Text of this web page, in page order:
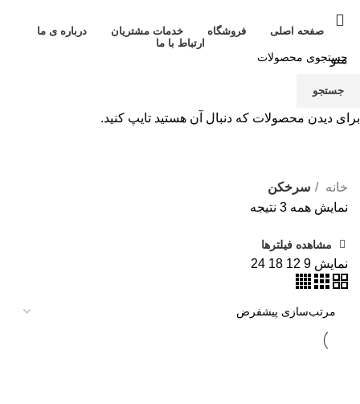
صفحه اصلی فروشگاه خدمات مشتریان
درباره ی ما
ارتباط با ما
منو
خانه
سرخکن
نمایش همه 3 نتیجه
مشاهده فیلترها
نمایش 9
12
18
24
جستجو
برای دیدن محصولات که دنبال آن هستید تایپ کنید.